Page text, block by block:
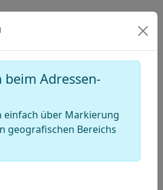
Adressen-
einfach über Markierung
geografischen Bereichs